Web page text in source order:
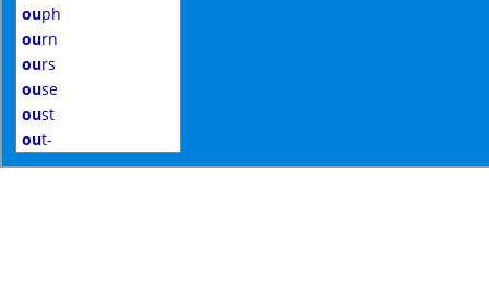
ouph
ourn
ours
ouse
oust
out-